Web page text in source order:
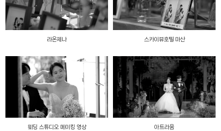
라온제나 스카이뷰호텔 마산
웨딩 스튜디오 메이킹 영상 아트라움